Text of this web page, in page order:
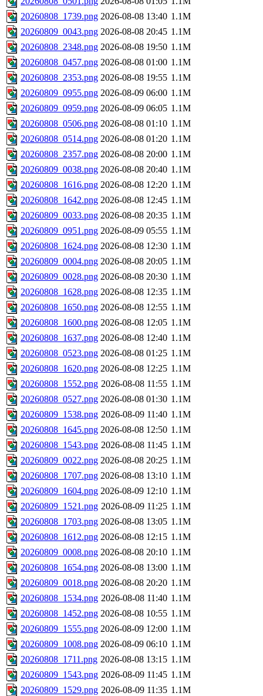
20260808_1739.png 2026-08-08 13:40 1.1M
20260809_0043.png 2026-08-08 20:45 1.1M
20260808_2348.png 2026-08-08 19:50 1.1M
20260808_0457.png 2026-08-08 01:00 1.1M
20260808_2353.png 2026-08-08 19:55 1.1M
20260809_0955.png 2026-08-09 06:00 1.1M
20260809_0959.png 2026-08-09 06:05 1.1M
20260808_0506.png 2026-08-08 01:10 1.1M
20260808_0514.png 2026-08-08 01:20 1.1M
20260808_2357.png 2026-08-08 20:00 1.1M
20260809_0038.png 2026-08-08 20:40 1.1M
20260808_1616.png 2026-08-08 12:20 1.1M
20260808_1642.png 2026-08-08 12:45 1.1M
20260809_0033.png 2026-08-08 20:35 1.1M
20260809_0951.png 2026-08-09 05:55 1.1M
20260808_1624.png 2026-08-08 12:30 1.1M
20260809_0004.png 2026-08-08 20:05 1.1M
20260809_0028.png 2026-08-08 20:30 1.1M
20260808_1628.png 2026-08-08 12:35 1.1M
20260808_1650.png 2026-08-08 12:55 1.1M
20260808_1600.png 2026-08-08 12:05 1.1M
20260808_1637.png 2026-08-08 12:40 1.1M
20260808_0523.png 2026-08-08 01:25 1.1M
20260808_1620.png 2026-08-08 12:25 1.1M
20260808_1552.png 2026-08-08 11:55 1.1M
20260808_0527.png 2026-08-08 01:30 1.1M
20260809_1538.png 2026-08-09 11:40 1.1M
20260808_1645.png 2026-08-08 12:50 1.1M
20260808_1543.png 2026-08-08 11:45 1.1M
20260809_0022.png 2026-08-08 20:25 1.1M
20260808_1707.png 2026-08-08 13:10 1.1M
20260809_1604.png 2026-08-09 12:10 1.1M
20260809_1521.png 2026-08-09 11:25 1.1M
20260808_1703.png 2026-08-08 13:05 1.1M
20260808_1612.png 2026-08-08 12:15 1.1M
20260809_0008.png 2026-08-08 20:10 1.1M
20260808_1654.png 2026-08-08 13:00 1.1M
20260809_0018.png 2026-08-08 20:20 1.1M
20260808_1534.png 2026-08-08 11:40 1.1M
20260808_1452.png 2026-08-08 10:55 1.1M
20260809_1555.png 2026-08-09 12:00 1.1M
20260809_1008.png 2026-08-09 06:10 1.1M
20260808_1711.png 2026-08-08 13:15 1.1M
20260809_1543.png 2026-08-09 11:45 1.1M
20260809_1529.png 2026-08-09 11:35 1.1M